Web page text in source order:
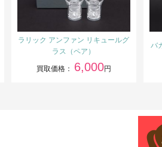
ラリック アンファン リキュールグ
ラス（ペア）
買取価格： 6,000円
バ